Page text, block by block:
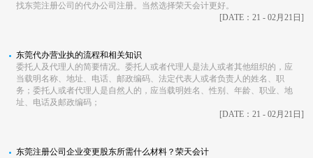
找东莞注册公司的代办公司注册。当然选择荣天会计更好。
[DATE：21 - 02月21日]
东莞代办营业执的流程和相关知识
委托人及代理人的简要情况。委托人或者代理人是法人或者其他组织的，应
当载明名称、地址、电话、邮政编码、法定代表人或者负责人的姓名、职
务；委托人或者代理人是自然人的，应当载明姓名、性别、年龄、职业、地
址、电话及邮政编码；
[DATE：21 - 02月21日]
东莞注册公司企业变更股东所需什么材料？荣天会计